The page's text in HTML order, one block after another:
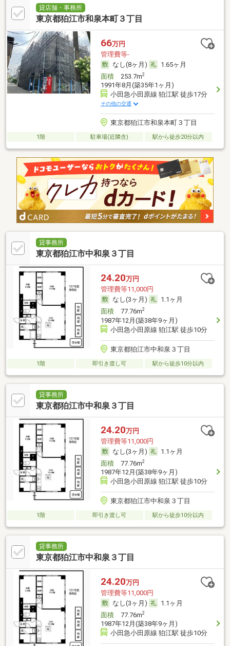
貸店舗・事務所
東京都狛江市和泉本町３丁目
66万円
管理費等-
なし(8ヶ月)
1.65ヶ月
面積253.7m2
1991年8月(築35年1ヶ月)
小田急小田原線 狛江駅 徒歩17分
その他の交通
東京都狛江市和泉本町３丁目
1階 駐車場(近隣含) 駅から徒歩20分以内
貸事務所
東京都狛江市中和泉３丁目
24.20万円
管理費等11,000円
なし(3ヶ月)
1.1ヶ月
面積77.76m2
1987年12月(築38年9ヶ月)
小田急小田原線 狛江駅 徒歩10分
東京都狛江市中和泉３丁目
1階 即引き渡し可 駅から徒歩10分以内
貸事務所
東京都狛江市中和泉３丁目
24.20万円
管理費等11,000円
なし(3ヶ月)
1.1ヶ月
面積77.76m2
1987年12月(築38年9ヶ月)
小田急小田原線 狛江駅 徒歩10分
東京都狛江市中和泉３丁目
1階 即引き渡し可 駅から徒歩10分以内
貸事務所
東京都狛江市中和泉３丁目
24.20万円
管理費等11,000円
なし(3ヶ月)
1.1ヶ月
面積77.76m2
1987年12月(築38年9ヶ月)
小田急小田原線 狛江駅 徒歩10分